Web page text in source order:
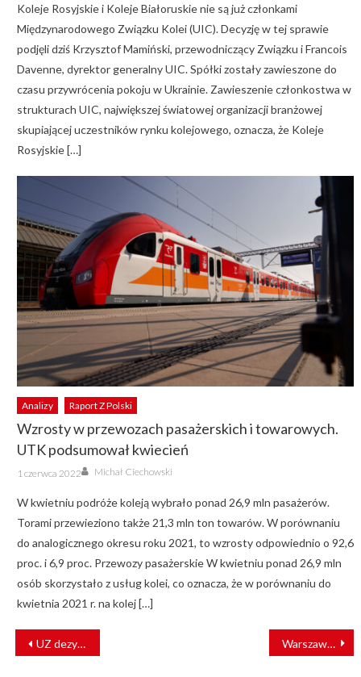
Koleje Rosyjskie i Koleje Białoruskie nie są już członkami
Międzynarodowego Związku Kolei (UIC). Decyzję w tej sprawie
podjęli dziś Krzysztof Mamiński, przewodniczący Związku i Francois
Davenne, dyrektor generalny UIC. Spółki zostały zawieszone do
czasu przywrócenia pokoju w Ukrainie. Zawieszenie członkostwa w
strukturach UIC, największej światowej organizacji branżowej
skupiającej uczestników rynku kolejowego, oznacza, że Koleje
Rosyjskie […]
Analizy Raport Z Polski
Wzrosty w przewozach pasażerskich i towarowych.
UTK podsumował kwiecień
Posted
on
1 czerwca 2022 Author
Michał Ciechowski
W kwietniu podróże koleją wybrało ponad 26,9 mln pasażerów.
Torami przewieziono także 21,3 mln ton towarów. W porównaniu
do analogicznego okresu roku 2021, to wzrosty odpowiednio o 92,6
proc. i 6,9 proc. Przewozy pasażerskie W kwietniu ponad 26,9 mln
osób skorzystało z usług kolei, co oznacza, że w porównaniu do
kwietnia 2021 r. na kolej […]
NAWIGACJA
WPISU
UZ dezynfekują pociąg, którym podróżowała Chinka z podejrzeniem koronawirusa Warszawska SKM wydzierżawi elektryczne zespoły trakcyjne 14WE